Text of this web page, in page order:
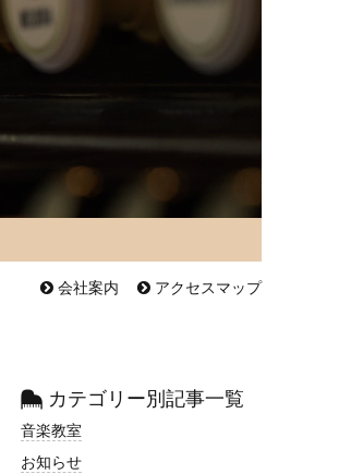
会社案内 アクセスマップ
カテゴリー別記事一覧
音楽教室
お知らせ